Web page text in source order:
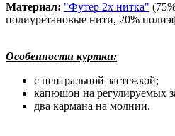
Материал: "Футер 2х нитка"
полиуретановые нити, 20%
Особенности куртки:
с центральной застежкой;
капюшон на регулируемых
два кармана на молнии.